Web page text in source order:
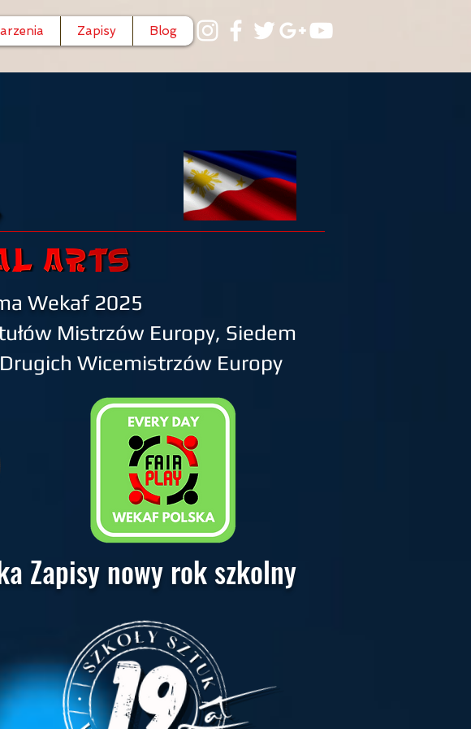
Zapisy Blog
Wekaf 2025
Mistrzów Europy, Siedem
Wicemistrzów Europy
Zapisy nowy rok szkolny